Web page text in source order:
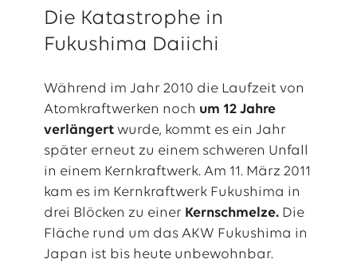
Die Katastrophe in
Fukushima Daiichi
Während im Jahr 2010 die Laufzeit von
Atomkraftwerken noch um 12 Jahre
verlängertwurde, kommt es ein Jahr
später erneut zu einem schweren Unfall
in einem Kernkraftwerk. Am 11. März 2011
kam es im Kernkraftwerk Fukushima in
drei Blöcken zu einer Kernschmelze.Die
Fläche rund um das AKW Fukushima in
Japan ist bis heute unbewohnbar.